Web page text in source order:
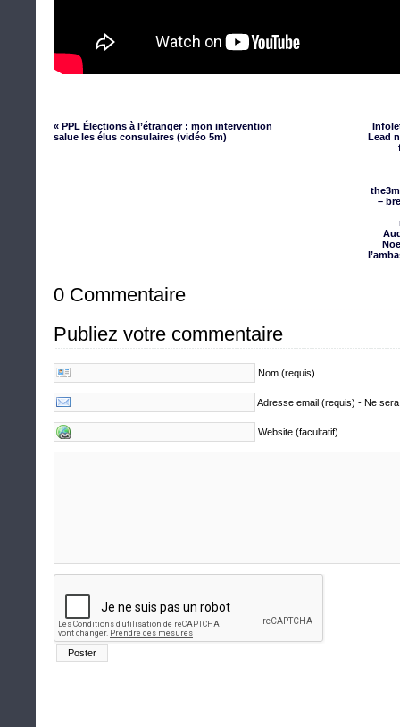
« PPL Élections à l’étranger : mon intervention
salue les élus consulaires (vidéo 5m)
Lead
–
0 Commentaire
Publiez votre commentaire
Nom (requis)
Adresse email (requis) - Ne
Website (facultatif)